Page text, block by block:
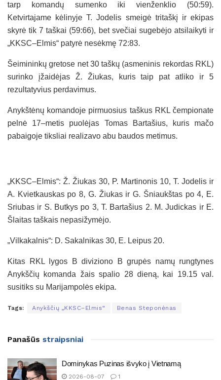
tarp komandų sumenko iki vienženklio (50:59).
Ketvirtajame kėlinyje T. Jodelis smeigė tritaškį ir ekipas
skyrė tik 7 taškai (59:66), bet svečiai sugebėjo atsilaikyti ir
„KKSC–Elmis“ patyrė nesėkmę 72:83.
Šeimininkų gretose net 30 taškų (asmeninis rekordas RKL)
surinko įžaidėjas Ž. Žiukas, kuris taip pat atliko ir 5
rezultatyvius perdavimus.
Anykštėnų komandoje pirmuosius taškus RKL čempionate
pelnė 17–metis puolėjas Tomas Bartašius, kuris mačo
pabaigoje tiksliai realizavo abu baudos metimus.
„KKSC–Elmis“: Ž. Žiukas 30, P. Martinonis 10, T. Jodelis ir
A. Kvietkauskas po 8, G. Žiukas ir G. Šniaukštas po 4, E.
Sriubas ir S. Butkys po 3, T. Bartašius 2. M. Judickas ir E.
Šlaitas taškais nepasižymėjo.
„Vilkakalnis“: D. Sakalnikas 30, E. Leipus 20.
Kitas RKL lygos B diviziono B grupės namų rungtynes
Anykščių komanda žais spalio 28 dieną, kai 19.15 val.
susitiks su Marijampolės ekipa.
Tags: Anykščių „KKSC–Elmis“ Benas Steponėnas
Panašūs straipsniai
Dominykas Puzinas išvyko į Vietnamą
2026-08-07 1